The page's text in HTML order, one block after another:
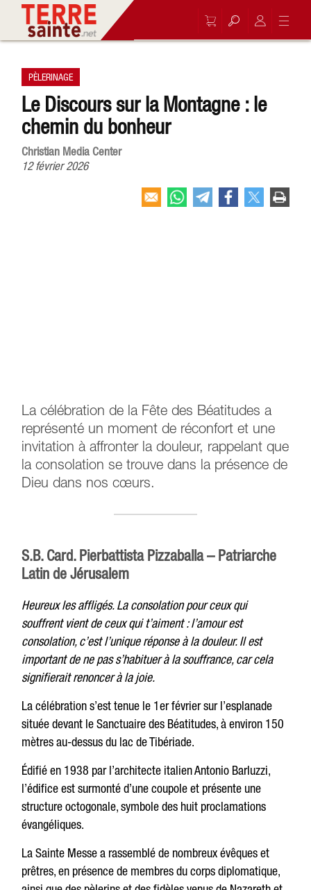
PÈLERINAGE
Le Discours sur la Montagne : le
chemin du bonheur
Christian Media Center
12 février 2026
La célébration de la Fête des Béatitudes a
représenté un moment de réconfort et une
invitation à affronter la douleur, rappelant que
la consolation se trouve dans la présence de
Dieu dans nos cœurs.
S.B. Card. Pierbattista Pizzaballa – Patriarche
Latin de Jérusalem
Heureux les affligés. La consolation pour ceux qui
souffrent vient de ceux qui t’aiment : l’amour est
consolation, c’est l’unique réponse à la douleur. Il est
important de ne pas s’habituer à la souffrance, car cela
signifierait renoncer à la joie.
La célébration s’est tenue le 1er février sur l’esplanade
située devant le Sanctuaire des Béatitudes, à environ 150
mètres au-dessus du lac de Tibériade.
Édifié en 1938 par l’architecte italien Antonio Barluzzi,
l’édifice est surmonté d’une coupole et présente une
structure octogonale, symbole des huit proclamations
évangéliques.
La Sainte Messe a rassemblé de nombreux évêques et
prêtres, en présence de membres du corps diplomatique,